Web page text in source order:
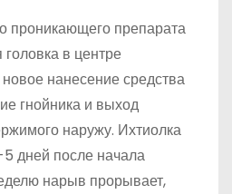
проникающего препарата
в центре
нанесение средства
гнойника и выход
наружу. Ихтиолка
дней после начала
нарыв прорывает,